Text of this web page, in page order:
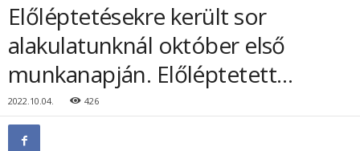
Előléptetésekre került sor
alakulatunknál október első
munkanapján. Előléptetett…
2022.10.04. 426